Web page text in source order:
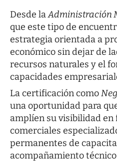
Desde laAdministración
que este tipo de
estrategia orientada a
económico sin dejar de
recursos naturales y el
capacidades
La certificación como
una oportunidad para
amplíen su visibilidad en
comerciales
permanentes de
acompañamiento